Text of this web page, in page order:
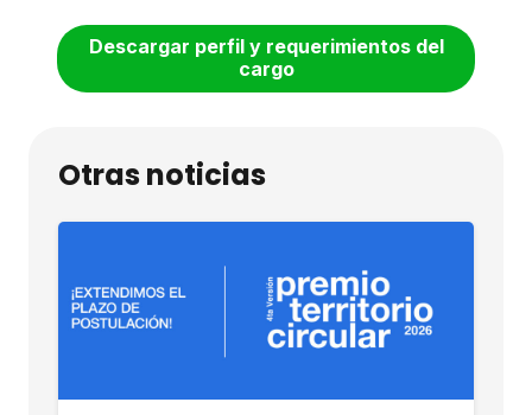
Descargar perfil y requerimientos del
cargo
Otras noticias